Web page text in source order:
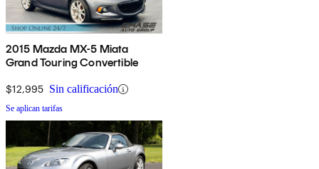
2015 Mazda MX-5 Miata
Grand Touring Convertible
$12,995 Sin calificación
Se aplican tarifas